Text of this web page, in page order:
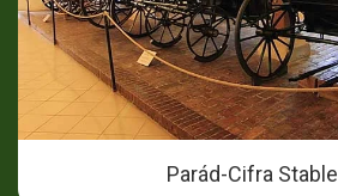
Parád-Cifra Stable